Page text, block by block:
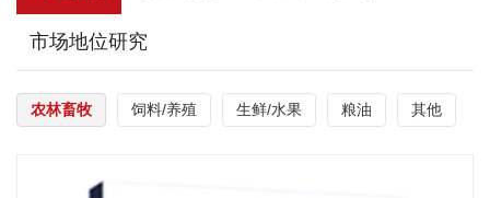
市场地位研究
农林畜牧 饲料/养殖 生鲜/水果 粮油 其他